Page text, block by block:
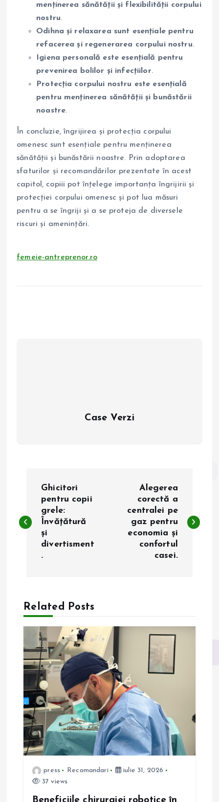
menținerea sănătății și flexibilității corpului
nostru.
Odihna și relaxarea sunt esențiale pentru
refacerea și regenerarea corpului nostru.
Igiena personală este esențială pentru
prevenirea bolilor și infecțiilor.
Protecția corpului nostru este esențială
pentru menținerea sănătății și bunăstării
noastre.
În concluzie, îngrijirea și protecția corpului
omenesc sunt esențiale pentru menținerea
sănătății și bunăstării noastre. Prin adoptarea
sfaturilor și recomandărilor prezentate în acest
capitol, copiii pot înțelege importanța îngrijirii și
protecției corpului omenesc și pot lua măsuri
pentru a se îngriji și a se proteja de diversele
riscuri și amenințări.
femeie-antreprenor.ro
Case Verzi
v
a
r
e
n
a
r
Ghicitori
pentru copii
grele:
Învățătură
și
divertisment
.
Alegerea
corectă a
centralei pe
gaz pentru
economia și
confortul
casei.
Related Posts
press Recomandari
iulie 31, 2026
37 views